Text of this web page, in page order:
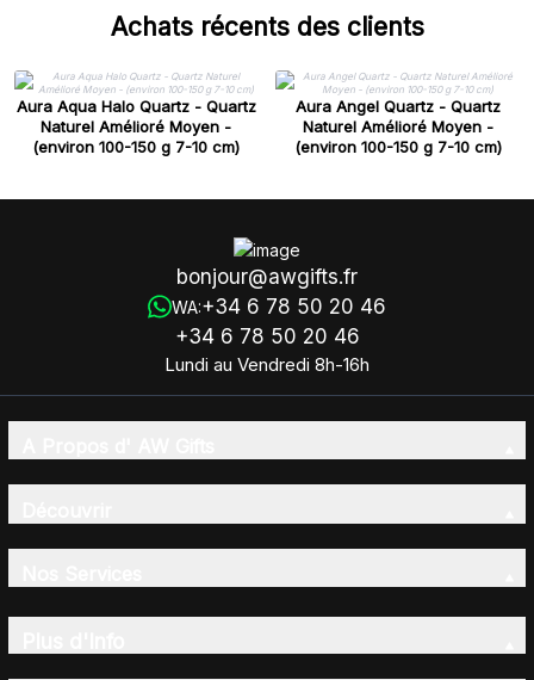
Achats récents des clients
Aura Aqua Halo Quartz - Quartz
Naturel Amélioré Moyen -
(environ 100-150 g 7-10 cm)
Aura Angel Quartz - Quartz
Naturel Amélioré Moyen -
(environ 100-150 g 7-10 cm)
bonjour@awgifts.fr
WA:+34 6 78 50 20 46
+34 6 78 50 20 46
Lundi au Vendredi 8h-16h